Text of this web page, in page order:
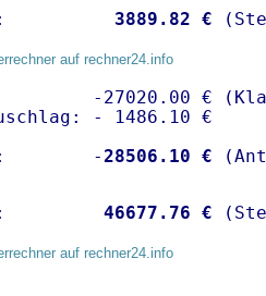
3889.82 €
auf rechner24.info
-27020.00 €
- 1486.10 €
-28506.10 €
46677.76 €
auf rechner24.info